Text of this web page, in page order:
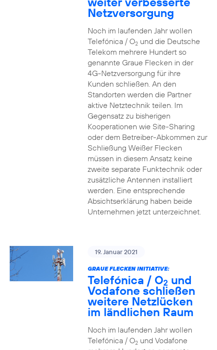
Netzversorgung
Noch im laufenden Jahr wollen
Telefónica / O2und die Deutsche
Telekom mehrere Hundert so
genannte Graue Flecken in der
4G-Netzversorgung für ihre
Kunden schließen. An den
Standorten werden die Partner
aktive Netztechnik teilen. Im
Gegensatz zu bisherigen
Kooperationen wie Site-Sharing
oder dem Betreiber-Abkommen zur
Schließung Weißer Flecken
müssen in diesem Ansatz keine
zweite separate Funktechnik oder
zusätzliche Antennen installiert
werden. Eine entsprechende
Absichtserklärung haben beide
Unternehmen jetzt unterzeichnet.
19. Januar 2021
GRAUE FLECKEN INITIATIVE:
Telefónica / O2 und
Vodafone schließen
weitere Netzlücken
im ländlichen Raum
Noch im laufenden Jahr wollen
Telefónica / O2und Vodafone